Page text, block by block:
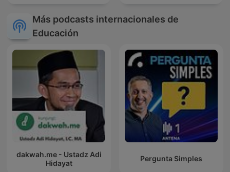
Más podcasts internacionales de
Educación
dakwah.me - Ustadz Adi
Hidayat
Pergunta Simples